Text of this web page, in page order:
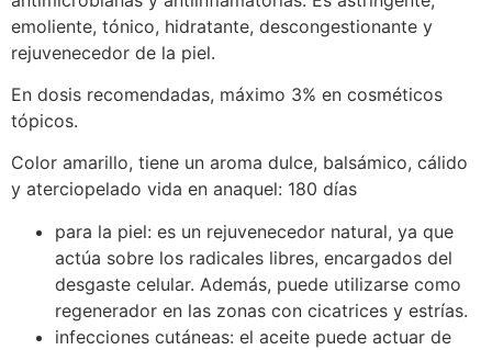
emoliente, tónico, hidratante, descongestionante y
rejuvenecedor de la piel.
En dosis recomendadas, máximo 3% en cosméticos
tópicos.
Color amarillo, tiene un aroma dulce, balsámico, cálido
y aterciopelado vida en anaquel: 180 días
para la piel: es un rejuvenecedor natural, ya que
actúa sobre los radicales libres, encargados del
desgaste celular. Además, puede utilizarse como
regenerador en las zonas con cicatrices y estrías.
infecciones cutáneas: el aceite puede actuar de